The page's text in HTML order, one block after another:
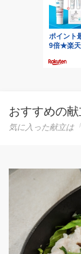
おすすめの献
気に入った献立は